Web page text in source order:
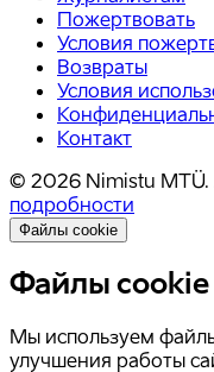
Пожертвовать
Условия
Возвраты
Условия
Контакт
© 2026 Nimistu MTÜ.
подробности
Файлы cookie
Файлы cookie
Мы используем
улучшения работы